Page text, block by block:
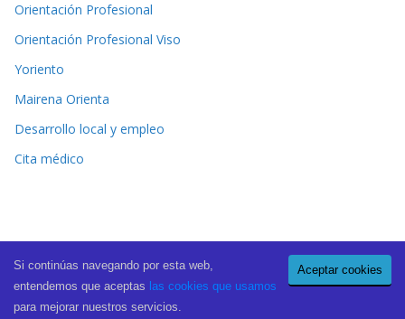
Orientación Profesional
Orientación Profesional Viso
Yoriento
Mairena Orienta
Desarrollo local y empleo
Cita médico
Copyright © 2026 El Periódico de Mairena
. All rights reserved.
Theme:
ColorMag Pro by ThemeGrill. Powered by
Aceptar cookies
Si continúas navegando por esta web,
entendemos que aceptas las cookies que usamos
para mejorar nuestros servicios.